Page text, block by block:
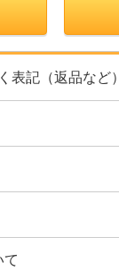
表記（返品など）
て